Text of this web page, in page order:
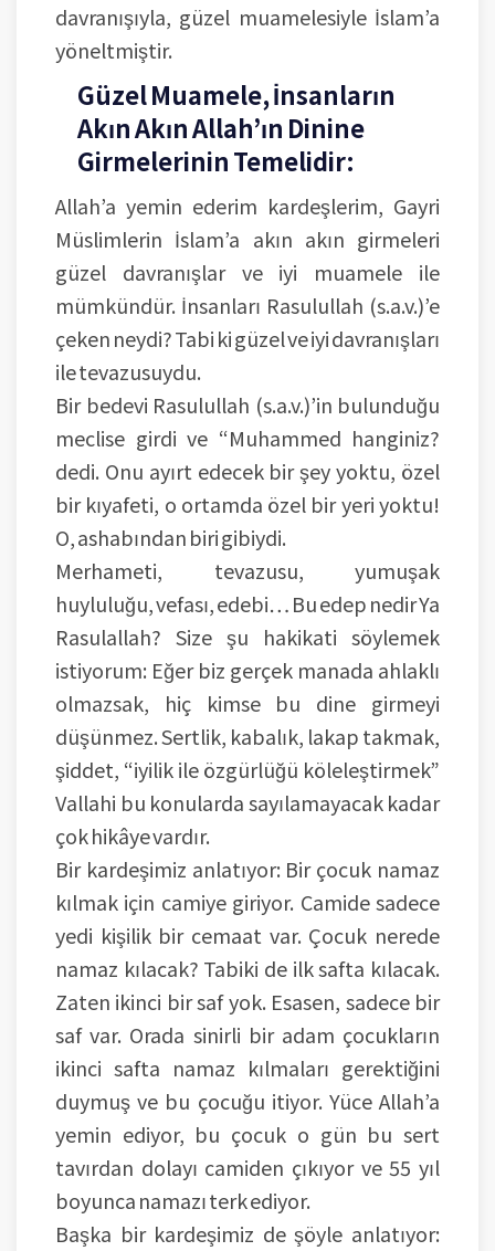
davranışıyla, güzel muamelesiyle İslam’a
yöneltmiştir.
Güzel Muamele, İnsanların
Akın Akın Allah’ın Dinine
Girmelerinin Temelidir:
Allah’a yemin ederim kardeşlerim, Gayri
Müslimlerin İslam’a akın akın girmeleri
güzel davranışlar ve iyi muamele ile
mümkündür. İnsanları Rasulullah (s.a.v.)’e
çeken neydi? Tabi ki güzel ve iyi davranışları
ile tevazusuydu.
Bir bedevi Rasulullah (s.a.v.)’in bulunduğu
meclise girdi ve “Muhammed hanginiz?
dedi. Onu ayırt edecek bir şey yoktu, özel
bir kıyafeti, o ortamda özel bir yeri yoktu!
O, ashabından biri gibiydi.
Merhameti, tevazusu, yumuşak
huyluluğu, vefası, edebi… Bu edep nedir Ya
Rasulallah? Size şu hakikati söylemek
istiyorum: Eğer biz gerçek manada ahlaklı
olmazsak, hiç kimse bu dine girmeyi
düşünmez. Sertlik, kabalık, lakap takmak,
şiddet, “iyilik ile özgürlüğü köleleştirmek”
Vallahi bu konularda sayılamayacak kadar
çok hikâye vardır.
Bir kardeşimiz anlatıyor: Bir çocuk namaz
kılmak için camiye giriyor. Camide sadece
yedi kişilik bir cemaat var. Çocuk nerede
namaz kılacak? Tabiki de ilk safta kılacak.
Zaten ikinci bir saf yok. Esasen, sadece bir
saf var. Orada sinirli bir adam çocukların
ikinci safta namaz kılmaları gerektiğini
duymuş ve bu çocuğu itiyor. Yüce Allah’a
yemin ediyor, bu çocuk o gün bu sert
tavırdan dolayı camiden çıkıyor ve 55 yıl
boyunca namazı terk ediyor.
Başka bir kardeşimiz de şöyle anlatıyor: